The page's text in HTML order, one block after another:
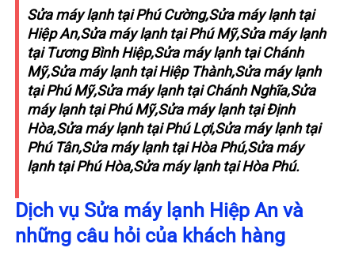
Sửa máy lạnh tại Phú Cường,Sửa máy lạnh tại
Hiệp An,Sửa máy lạnh tại Phú Mỹ,Sửa máy lạnh
tại Tương Bình Hiệp,Sửa máy lạnh tại Chánh
Mỹ,Sửa máy lạnh tại Hiệp Thành,Sửa máy lạnh
tại Phú Mỹ,Sửa máy lạnh tại Chánh Nghĩa,Sửa
máy lạnh tại Phú Mỹ,Sửa máy lạnh tại Định
Hòa,Sửa máy lạnh tại Phú Lợi,Sửa máy lạnh tại
Phú Tân,Sửa máy lạnh tại Hòa Phú,Sửa máy
lạnh tại Phú Hòa,Sửa máy lạnh tại Hòa Phú.
Dịch vụ Sửa máy lạnh Hiệp Anvà
những câu hỏi của khách hàng